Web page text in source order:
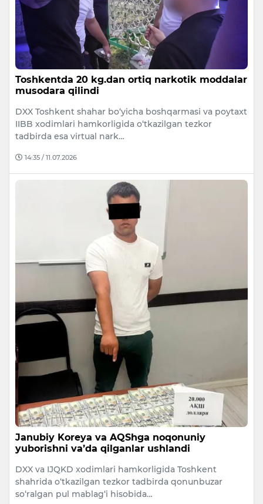
Toshkentda 20 kg.dan ortiq narkotik moddalar
musodara qilindi
DXX Toshkent shahar bo‘yicha boshqarmasi va poytaxt
IIBB xodimlari hamkorligida o‘tkazilgan tezkor
tadbirda esa virtual nark…
14:35 / 11.07.2026
Janubiy Koreya va AQShga noqonuniy
yuborishni va’da qilganlar ushlandi
DXX va IJQKD xodimlari hamkorligida Toshkent
shahrida o‘tkazilgan tezkor tadbirda qonunbuzar
so‘ralgan pul mablag‘i hisobida…